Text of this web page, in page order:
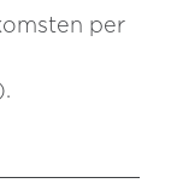
per